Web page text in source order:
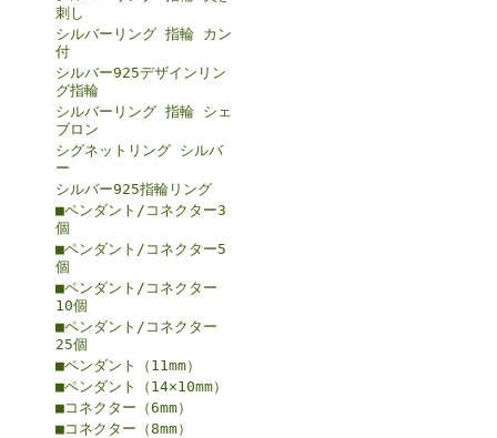
刺し
シルバーリング 指輪 カン
付
シルバー925デザインリン
グ指輪
シルバーリング 指輪 シェ
ブロン
シグネットリング シルバ
ー
シルバー925指輪リング
■ペンダント/コネクター3
個
■ペンダント/コネクター5
個
■ペンダント/コネクター
10個
■ペンダント/コネクター
25個
■ペンダント（11mm）
■ペンダント（14×10mm）
■コネクター（6mm）
■コネクター（8mm）